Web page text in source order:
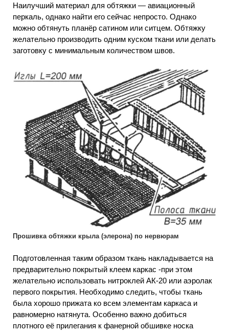
Наилучший материал для обтяжки — авиационный
перкаль, однако найти его сейчас непросто. Однако
можно обтянуть планёр сатином или ситцем. Обтяжку
желательно производить одним куском ткани или делать
заготовку с минимальным количеством швов.
Прошивка обтяжки крыла (элерона) по нервюрам
Подготовленная таким образом ткань накладывается на
предварительно покрытый клеем каркас -при этом
желательно использовать нитроклей АК-20 или аэролак
первого покрытия. Необходимо следить, чтобы ткань
была хорошо прижата ко всем элементам каркаса и
равномерно натянута. Особенно важно добиться
плотного её прилегания к фанерной обшивке носка